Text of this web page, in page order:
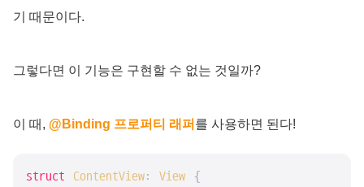
기 때문이다.
그렇다면 이 기능은 구현할 수 없는 것일까?
이 때, @Binding 프로퍼티 래퍼 를 사용하면 된다!
struct ContentView: View
{